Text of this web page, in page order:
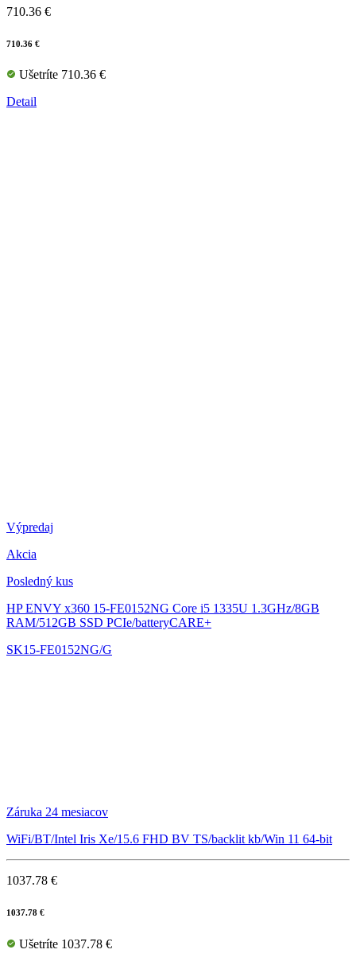
710.36 €
710.36 €
Ušetríte 710.36 €
Detail
Výpredaj
Akcia
Posledný kus
HP ENVY x360 15-FE0152NG Core i5 1335U 1.3GHz/8GB
RAM/512GB SSD PCIe/batteryCARE+
SK15-FE0152NG/G
Záruka 24 mesiacov
WiFi/BT/Intel Iris Xe/15.6 FHD BV TS/backlit kb/Win 11 64-bit
1037.78 €
1037.78 €
Ušetríte 1037.78 €